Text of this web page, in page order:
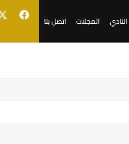
النادي المجلات اتصل بنا